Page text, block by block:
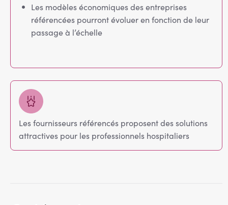
Les modèles économiques des entreprises
référencées pourront évoluer en fonction de leur
passage à l’échelle
Les fournisseurs référencés proposent des solutions
attractives pour les professionnels hospitaliers